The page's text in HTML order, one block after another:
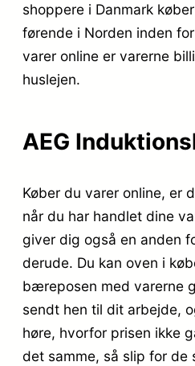
shoppere i Danmark
førende i Norden inden
varer online er varerne
huslejen.
AEG
Køber du varer online, er
når du har handlet dine
giver dig også en anden
derude. Du kan oven i
bæreposen med varerne
sendt hen til dit arbejde,
høre, hvorfor prisen ikke
det samme, så slip for